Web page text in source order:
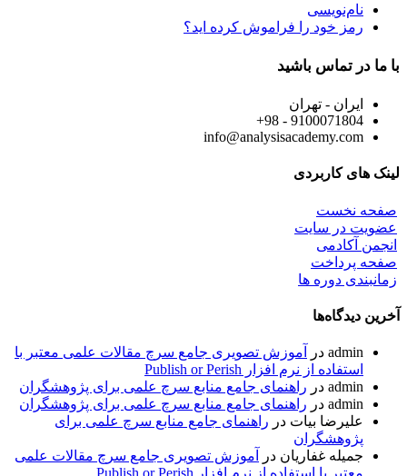
نام‌نویسی
رمز خود را فراموش کرده اید؟
با ما در تماس باشید
ایران - تهران
9100071804 - 98+
info@analysisacademy.com
لینک های کاربردی
صفحه نخست
عضویت در سایت
انجمن آکادمی
صفحه پرداخت
زمانبندی دوره ها
آخرین دیدگاه‌ها
admin در
آموزش تصویری جامع سرچ مقالات علمی معتبر با
استفاده از نرم افزار Publish or Perish
admin در راهنمای جامع منابع سرچ علمی برای پژوهشگران
admin در راهنمای جامع منابع سرچ علمی برای پژوهشگران
علیرضا بیات در راهنمای جامع منابع سرچ علمی برای
پژوهشگران
جمیله غفاریان در
آموزش تصویری جامع سرچ مقالات علمی